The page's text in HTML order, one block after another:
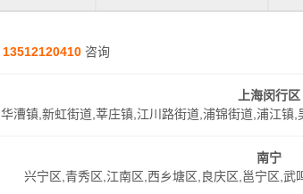
13512120410咨询
上海闵行区
华漕镇,新虹街道,莘庄镇,江川路街道,浦锦街道,浦江镇
南宁
兴宁区,青秀区,江南区,西乡塘区,良庆区,邕宁区,武